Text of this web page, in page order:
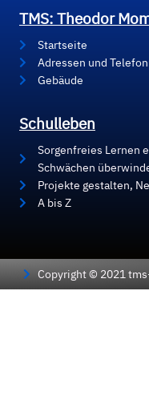
TMS: Theodor
Startseite
Adressen und
Gebäude
Schulleben
Sorgenfreies Lernen
Schwächen
Projekte gestalten,
A bis Z
Copyright © 2021